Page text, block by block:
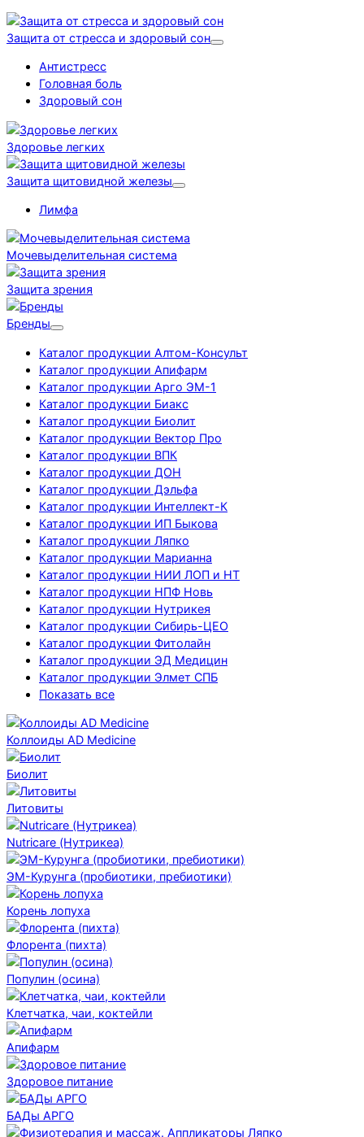
Защита от стресса и здоровый сон
Антистресс
Головная боль
Здоровый сон
Здоровье легких
Защита щитовидной железы
Лимфа
Мочевыделительная система
Защита зрения
Бренды
Каталог продукции Алтом-Консульт
Каталог продукции Апифарм
Каталог продукции Арго ЭМ-1
Каталог продукции Биакс
Каталог продукции Биолит
Каталог продукции Вектор Про
Каталог продукции ВПК
Каталог продукции ДОН
Каталог продукции Дэльфа
Каталог продукции Интеллект-К
Каталог продукции ИП Быкова
Каталог продукции Ляпко
Каталог продукции Марианна
Каталог продукции НИИ ЛОП и НТ
Каталог продукции НПФ Новь
Каталог продукции Нутрикея
Каталог продукции Сибирь-ЦЕО
Каталог продукции Фитолайн
Каталог продукции ЭД Медицин
Каталог продукции Элмет СПБ
Показать все
Коллоиды AD Medicine
Биолит
Литовиты
Nutricare (Нутрикеа)
ЭМ-Курунга (пробиотики, пребиотики)
Корень лопуха
Флорента (пихта)
Популин (осина)
Клетчатка, чаи, коктейли
Апифарм
Здоровое питание
БАДы АРГО